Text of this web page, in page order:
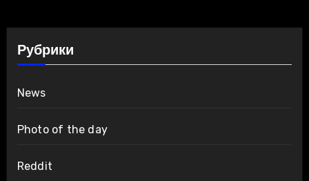
Рубрики
News
Photo of the day
Reddit